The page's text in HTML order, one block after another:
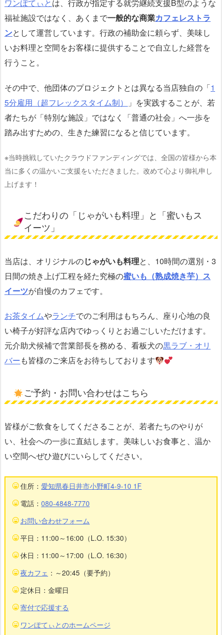
ワンぽてぃとは、行政が指定する就労継続支援B型のような
福祉施設ではなく、あくまで一般的な商業カフェレストラ
ンとして運営しています。行政の補助金に頼らず、美味し
いお料理と空間をお客様に提供することで自立した経営を
行うこと。
その中で、他団体のプロジェクトとは異なる当店独自の「1
5分雇用（超フレックスタイム制）
」を実践することが、若
者たちが「特別な施設」ではなく「普通の社会」へ一歩を
踏み出すための、生きた練習になると信じています。
※当時挑戦していたクラウドファンディングでは、全国の皆様から本
当に多くの温かいご支援をいただきました。改めて心より御礼申し
上げます！
こだわりの「じゃがいも料理」と「蜜いもス
イーツ」
当店は、オリジナルのじゃがいも料理と、10時間の選別・3
日間の焼き上げ工程を経た究極の蜜いも（熟成焼き芋）ス
イーツが自慢のカフェです。
お茶タイムやランチでのご利用はもちろん、座り心地の良
い椅子が好評な店内でゆっくりとお過ごしいただけます。
元介助犬候補で営業部長を務める、看板犬の黒ラブ・オリ
バーも皆様のご来店をお待ちしております
ご予約・お問い合わせはこちら
皆様がご飲食をしてくださることが、若者たちのやりが
い、社会への一歩に直結します。美味しいお食事と、温か
い空間へぜひ遊びにいらしてください。
住所： 愛知県春日井市小野町4-9-10 1F
電話： 080-4848-7770
お問い合わせフォーム
平日：11:00～16:00（L.O. 15:30）
休日：11:00～17:00（L.O. 16:30）
夜カフェ ：～20:45（要予約）
定休日：金曜日
寄付で応援する
ワンぽてぃとのホームページ